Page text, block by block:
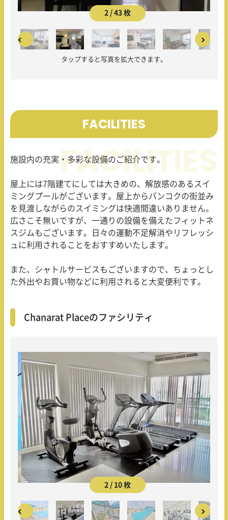
2 / 43 枚
タップすると写真を拡大できます。
FACILITIES
施設内の充実・多彩な設備のご紹介です。
屋上には7階建てにしては大きめの、解放感のあるスイ
ミングプールがございます。屋上からバンコクの街並み
を見渡しながらのスイミングは快適間違いありません。
広さこそ無いですが、一通りの設備を備えたフィットネ
スジムもございます。日々の運動不足解消やリフレッシ
ュに利用されることをおすすめいたします。
また、シャトルサービスもございますので、ちょっとし
た外出やお買い物などに利用されると大変便利です。
Chanarat Placeのファシリティ
2 / 10 枚